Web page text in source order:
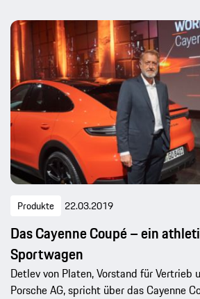
Produkte 22.03.2019
Das Cayenne Coupé – ein
Sportwagen
Detlev von Platen, Vorstand für Vertrieb
Porsche AG, spricht über das Cayenne